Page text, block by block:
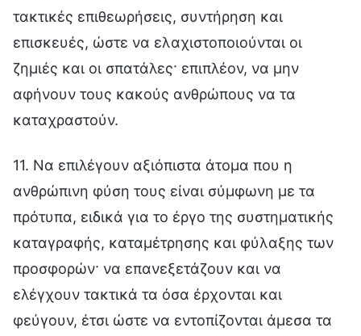
τακτικές επιθεωρήσεις, συντήρηση και
επισκευές, ώστε να ελαχιστοποιούνται οι
ζημιές και οι σπατάλες· επιπλέον, να μην
αφήνουν τους κακούς ανθρώπους να τα
καταχραστούν.
11. Να επιλέγουν αξιόπιστα άτομα που η
ανθρώπινη φύση τους είναι σύμφωνη με τα
πρότυπα, ειδικά για το έργο της συστηματικής
καταγραφής, καταμέτρησης και φύλαξης των
προσφορών· να επανεξετάζουν και να
ελέγχουν τακτικά τα όσα έρχονται και
φεύγουν, έτσι ώστε να εντοπίζονται άμεσα τα